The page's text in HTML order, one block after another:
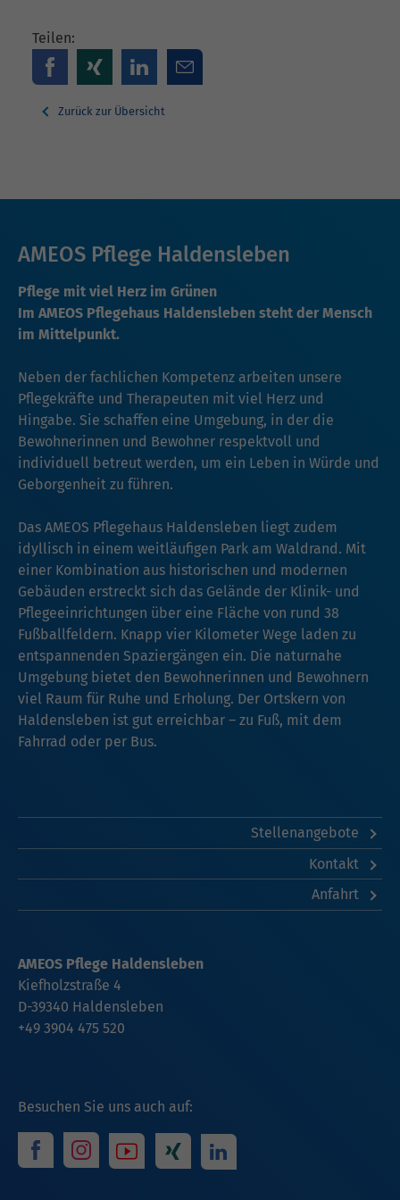
Teilen:
Zurück zur Übersicht
AMEOS Pflege Haldensleben
Pflege mit viel Herz im Grünen
Im AMEOS Pflegehaus Haldensleben steht der Mensch
im Mittelpunkt.
Neben der fachlichen Kompetenz arbeiten unsere
Pflegekräfte und Therapeuten mit viel Herz und
Hingabe. Sie schaffen eine Umgebung, in der die
Bewohnerinnen und Bewohner respektvoll und
individuell betreut werden, um ein Leben in Würde und
Geborgenheit zu führen.
Das AMEOS Pflegehaus Haldensleben liegt zudem
idyllisch in einem weitläufigen Park am Waldrand. Mit
einer Kombination aus historischen und modernen
Gebäuden erstreckt sich das Gelände der Klinik- und
Pflegeeinrichtungen über eine Fläche von rund 38
Fußballfeldern. Knapp vier Kilometer Wege laden zu
entspannenden Spaziergängen ein. Die naturnahe
Umgebung bietet den Bewohnerinnen und Bewohnern
viel Raum für Ruhe und Erholung. Der Ortskern von
Haldensleben ist gut erreichbar – zu Fuß, mit dem
Fahrrad oder per Bus.
Stellenangebote
Kontakt
Anfahrt
Besuchen Sie uns auch auf:
AMEOS Pflege Haldensleben
Kiefholzstraße 4
D-39340 Haldensleben
+49 3904 475 520